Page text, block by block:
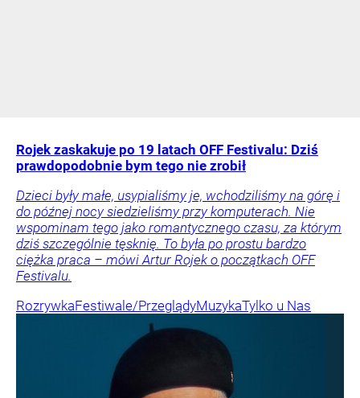
Rojek zaskakuje po 19 latach OFF Festivalu: Dziś
prawdopodobnie bym tego nie zrobił
Dzieci były małe, usypialiśmy je, wchodziliśmy na górę i
do późnej nocy siedzieliśmy przy komputerach. Nie
wspominam tego jako romantycznego czasu, za którym
dziś szczególnie tęsknię. To była po prostu bardzo
ciężka praca – mówi Artur Rojek o początkach OFF
Festivalu.
RozrywkaFestiwale/PrzeglądyMuzykaTylko u Nas